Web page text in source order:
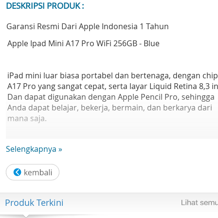
DESKRIPSI PRODUK :
Garansi Resmi Dari Apple Indonesia 1 Tahun
Apple Ipad Mini A17 Pro WiFi 256GB - Blue
iPad mini luar biasa portabel dan bertenaga, dengan chip
A17 Pro yang sangat cepat, serta layar Liquid Retina 8,3
Dan dapat digunakan dengan Apple Pencil Pro, sehingga
Anda dapat belajar, bekerja, bermain, dan berkarya dari
mana saja.
memukau dilengkapi teknologi canggih seperti warna
membuat segalanya terlihat menakjubkan.
- PERFORMA DAN PENYIMPANAN — Chip A17 Pro
menghadirkan performa yang bertenaga dan grafis yang
sangat cepat untuk bermain game. Dan dengan kekuatan
baterai sepanjang hari, iPad mini selalu siap untuk tugas
Selengkapnya »
Produk Terkini